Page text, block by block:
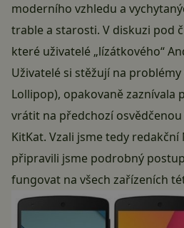
moderního vzhledu a
trable a starosti. V diskuzi pod
které uživatelé „lízátkového“
Uživatelé si stěžují na
Lollipop), opakovaně zaznívala
vrátit na předchozí
KitKat. Vzali jsme tedy redakční
připravili jsme podrobný
fungovat na všech zařízeních